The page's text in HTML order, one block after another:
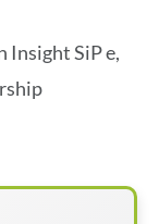
Insight SiP e,